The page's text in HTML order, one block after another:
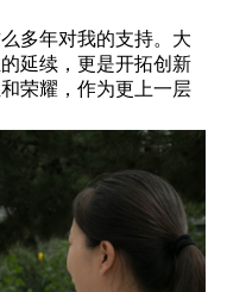
多年对我的支持。大
延续，更是开拓创新
荣耀，作为更上一层